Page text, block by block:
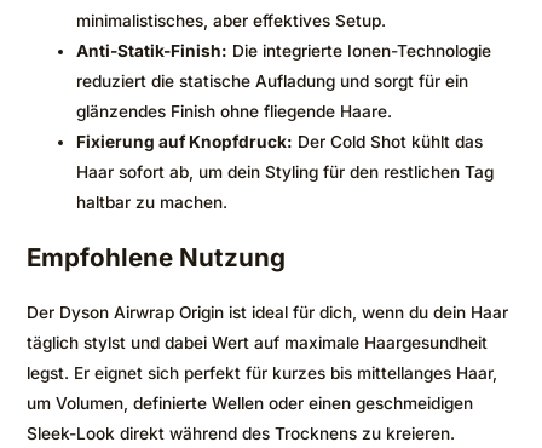
minimalistisches, aber effektives Setup.
Anti-Statik-Finish: Die integrierte Ionen-Technologie
reduziert die statische Aufladung und sorgt für ein
glänzendes Finish ohne fliegende Haare.
Fixierung auf Knopfdruck: Der Cold Shot kühlt das
Haar sofort ab, um dein Styling für den restlichen Tag
haltbar zu machen.
Empfohlene Nutzung
Der Dyson Airwrap Origin ist ideal für dich, wenn du dein Haar
täglich stylst und dabei Wert auf maximale Haargesundheit
legst. Er eignet sich perfekt für kurzes bis mittellanges Haar,
um Volumen, definierte Wellen oder einen geschmeidigen
Sleek-Look direkt während des Trocknens zu kreieren.